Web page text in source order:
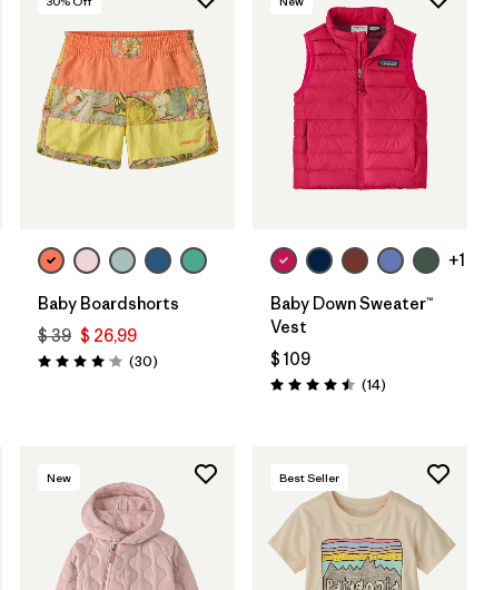
Baby Boardshorts
$ 39 $ 26,99
Valoración: 4.0 / 5
(30Comentarios
)
+1
Baby Down Sweater™
Vest
$ 109
Valoración: 4.5 / 5
(14Comentarios
)
New Best Seller